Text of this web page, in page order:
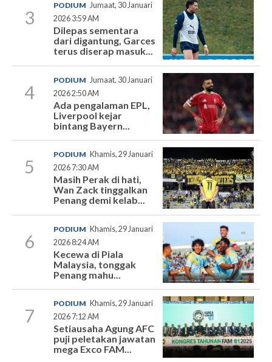
3
PODIUM Jumaat, 30 Januari
2026 3:59 AM
Dilepas sementara
dari digantung, Garces
terus diserap masuk...
4
PODIUM Jumaat, 30 Januari
2026 2:50 AM
Ada pengalaman EPL,
Liverpool kejar
bintang Bayern...
5
PODIUM Khamis, 29 Januari
2026 7:30 AM
Masih Perak di hati,
Wan Zack tinggalkan
Penang demi kelab...
6
PODIUM Khamis, 29 Januari
2026 8:24 AM
Kecewa di Piala
Malaysia, tonggak
Penang mahu...
7
PODIUM Khamis, 29 Januari
2026 7:12 AM
Setiausaha Agung AFC
puji peletakan jawatan
mega Exco FAM...